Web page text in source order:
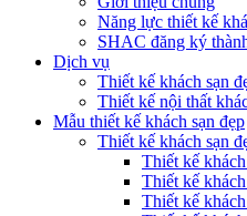
Năng lực thiết kế
SHAC đăng ký
Dịch vụ
Thiết kế khách sạn
Thiết kế nội thất
Mẫu thiết kế khách sạn đẹp
Thiết kế khách sạn
Thiết kế
Thiết kế
Thiết kế